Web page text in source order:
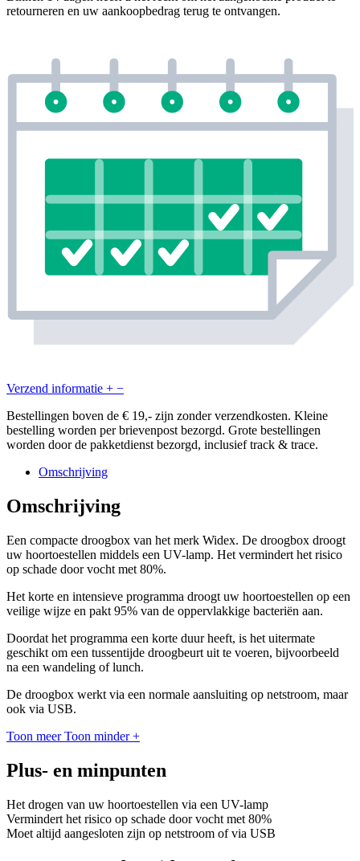
retourneren en uw aankoopbedrag terug te ontvangen.
Verzend informatie + −
Bestellingen boven de € 19,- zijn zonder verzendkosten. Kleine
bestelling worden per brievenpost bezorgd. Grote bestellingen
worden door de pakketdienst bezorgd, inclusief track & trace.
Omschrijving
Omschrijving
Een compacte droogbox van het merk Widex. De droogbox droogt
uw hoortoestellen middels een UV-lamp. Het vermindert het risico
op schade door vocht met 80%.
Het korte en intensieve programma droogt uw hoortoestellen op een
veilige wijze en pakt 95% van de oppervlakkige bacteriën aan.
Doordat het programma een korte duur heeft, is het uitermate
geschikt om een tussentijde droogbeurt uit te voeren, bijvoorbeeld
na een wandeling of lunch.
De droogbox werkt via een normale aansluiting op netstroom, maar
ook via USB.
Toon meer Toon minder +
Plus- en minpunten
Het drogen van uw hoortoestellen via een UV-lamp
Vermindert het risico op schade door vocht met 80%
Moet altijd aangesloten zijn op netstroom of via USB